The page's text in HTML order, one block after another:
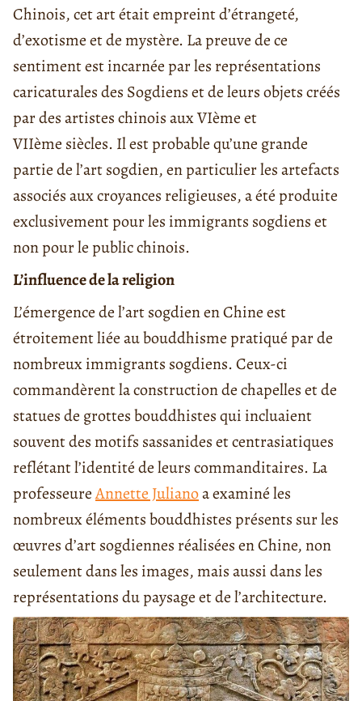
Chinois, cet art était empreint d’étrangeté,
d’exotisme et de mystère. La preuve de ce
sentiment est incarnée par les représentations
caricaturales des Sogdiens et de leurs objets créés
par des artistes chinois aux VIème et
VIIème siècles. Il est probable qu’une grande
partie de l’art sogdien, en particulier les artefacts
associés aux croyances religieuses, a été produite
exclusivement pour les immigrants sogdiens et
non pour le public chinois.
L’influence de la religion
L’émergence de l’art sogdien en Chine est
étroitement liée au bouddhisme pratiqué par de
nombreux immigrants sogdiens. Ceux-ci
commandèrent la construction de chapelles et de
statues de grottes bouddhistes qui incluaient
souvent des motifs sassanides et centrasiatiques
reflétant l’identité de leurs commanditaires. La
professeureAnnette Julianoa examiné les
nombreux éléments bouddhistes présents sur les
œuvres d’art sogdiennes réalisées en Chine, non
seulement dans les images, mais aussi dans les
représentations du paysage et de l’architecture.